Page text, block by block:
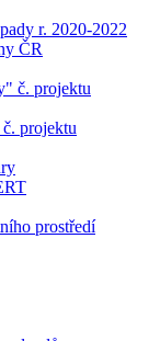
r. 2020-2022
ČR
č. projektu
projektu
prostředí